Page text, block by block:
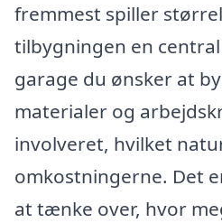
fremmest spiller
tilbygningen en
garage du ønsker at
materialer og
involveret, hvilket
omkostningerne. Det
at tænke over, hvor